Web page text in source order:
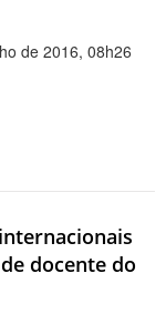
de 2016, 08h26
docente do